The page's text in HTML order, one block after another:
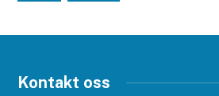
Kontakt oss